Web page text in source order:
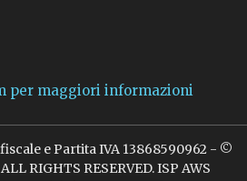
per maggiori informazioni
e Partita IVA 13868590962 - ©
RIGHTS RESERVED. ISP AWS